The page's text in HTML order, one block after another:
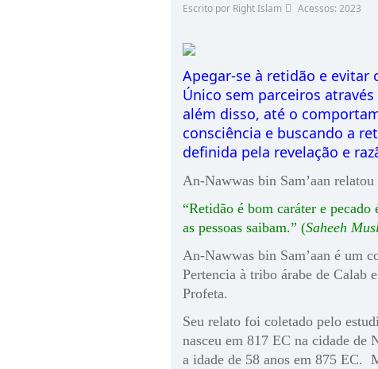
Escrito por Right Islam Acessos: 2023
Apegar-se à retidão e evitar
Único sem parceiros
além disso, até o
consciência e buscando a
definida pela revelação e
An-Nawwas bin Sam’aan
“Retidão é bom caráter e
as pessoas saibam.” (Saheeh
An-Nawwas bin Sam’aan é um
Pertencia à tribo árabe de Calab
Profeta.
Seu relato foi coletado pelo
nasceu em 817 EC na cidade de
a idade de 58 anos em 875 EC.